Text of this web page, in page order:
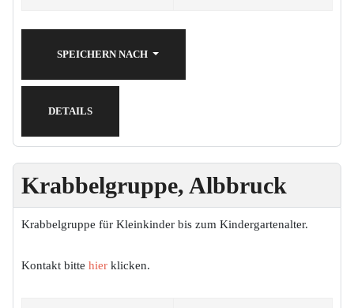
SPEICHERN NACH
DETAILS
Krabbelgruppe, Albbruck
Krabbelgruppe für Kleinkinder bis zum Kindergartenalter.
Kontakt bitte hier klicken.